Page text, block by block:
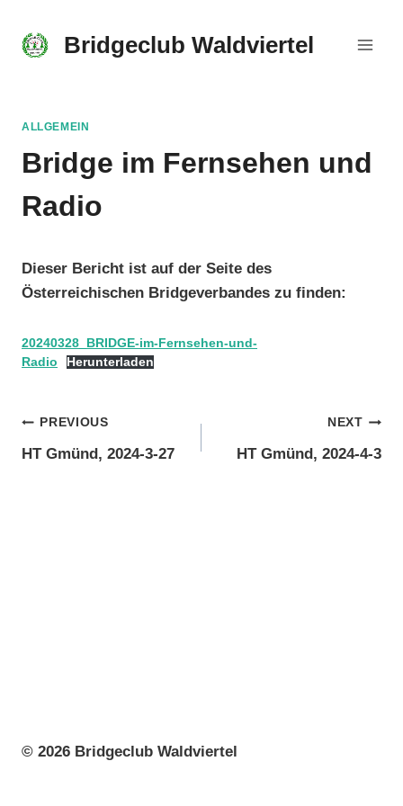
content
Bridgeclub Waldviertel
ALLGEMEIN
Bridge im Fernsehen und
Radio
Dieser Bericht ist auf der Seite des
Österreichischen Bridgeverbandes zu finden:
20240328_BRIDGE-im-Fernsehen-und-
Radio
Herunterladen
Beitragsnavigation
PREVIOUS
HT Gmünd, 2024-3-27
NEXT
HT Gmünd, 2024-4-3
© 2026 Bridgeclub Waldviertel